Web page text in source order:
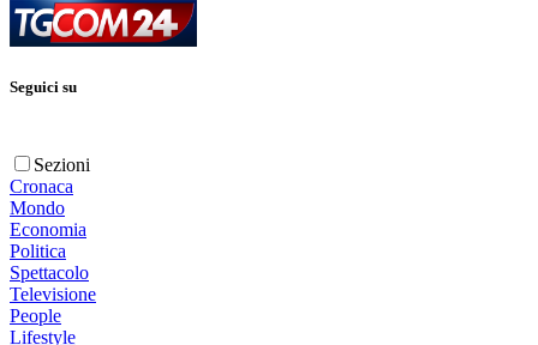
Seguici su
Sezioni
Cronaca
Mondo
Economia
Politica
Spettacolo
Televisione
People
Lifestyle